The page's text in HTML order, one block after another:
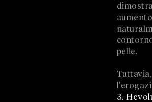
pelle.
3.